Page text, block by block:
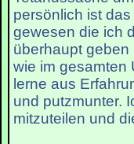
persönlich ist
gewesen die ich
überhaupt
wie im gesamten
lerne aus
und putzmunter.
mitzuteilen und